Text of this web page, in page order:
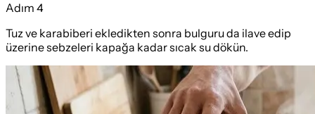
Adım 4
Tuz ve karabiberi ekledikten sonra bulguru da ilave edip
üzerine sebzeleri kapağa kadar sıcak su dökün.